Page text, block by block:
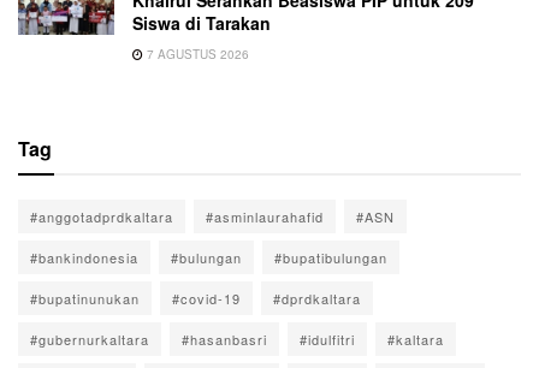
Siswa di Tarakan
7 AGUSTUS 2026
Tag
#anggotadprdkaltara #asminlaurahafid #ASN
#bankindonesia #bulungan #bupatibulungan
#bupatinunukan #covid-19 #dprdkaltara
#gubernurkaltara #hasanbasri #idulfitri #kaltara